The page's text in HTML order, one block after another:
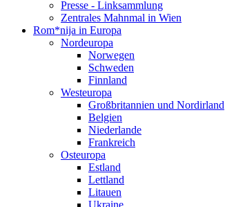
Presse - Linksammlung
Zentrales Mahnmal in Wien
Rom*nija in Europa
Nordeuropa
Norwegen
Schweden
Finnland
Westeuropa
Großbritannien und Nordirland
Belgien
Niederlande
Frankreich
Osteuropa
Estland
Lettland
Litauen
Ukraine